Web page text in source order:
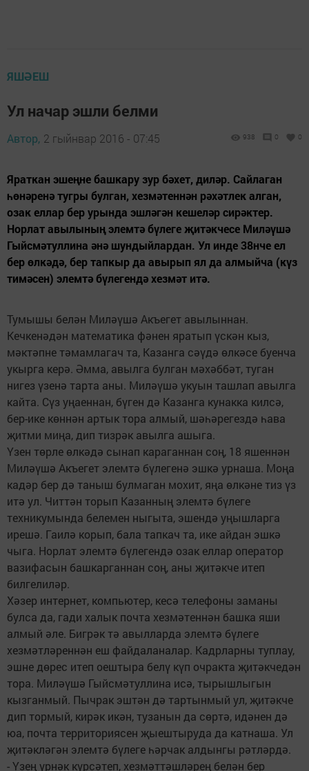
ЯШӘЕШ
Ул начар эшли белми
Автор, 2 гыйнвар 2016 - 07:45 938 0 0
Яраткан эшеңне башкару зур бәхет, диләр. Сайлаган
һөнәренә тугры булган, хезмәтеннән рәхәтлек алган,
озак еллар бер урында эшләгән кешеләр сирәктер.
Норлат авылының элемтә бүлеге җитәкчесе Миләүшә
Гыйсмәтуллина әнә шундыйлардан. Ул инде 38нче ел
бер өлкәдә, бер тапкыр да авырып ял да алмыйча (күз
тимәсен) элемтә бүлегендә хезмәт итә.
Тумышы белән Миләүшә Акъегет авылыннан.
Кечкенәдән математика фәнен яратып үскән кыз,
мәктәпне тәмамлагач та, Казанга сәүдә өлкәсе буенча
укырга керә. Әмма, авылга булган мәхәббәт, туган
нигез үзенә тарта аны. Миләүшә укуын ташлап авылга
кайта. Сүз уңаеннан, бүген дә Казанга кунакка килсә,
бер-ике көннән артык тора алмый, шәһәрегездә һава
җитми миңа, дип тизрәк авылга ашыга.
Үзен төрле өлкәдә сынап караганнан соң, 18 яшеннән
Миләүшә Акъегет элемтә бүлегенә эшкә урнаша. Моңа
кадәр бер дә таныш булмаган мохит, яңа өлкәне тиз үз
итә ул. Читтән торып Казанның элемтә бүлеге
техникумында белемен ныгыта, эшендә уңышларга
ирешә. Гаилә корып, бала тапкач та, ике айдан эшкә
чыга. Норлат элемтә бүлегендә озак еллар оператор
вазифасын башкарганнан соң, аны җитәкче итеп
билгелиләр.
Хәзер интернет, компьютер, кесә телефоны заманы
булса да, гади халык почта хезмәтеннән башка яши
алмый әле. Бигрәк тә авылларда элемтә бүлеге
хезмәтләреннән еш файдаланалар. Кадрларны туплау,
эшне дөрес итеп оештыра белү күп очракта җитәкчедән
тора. Миләүшә Гыйсмәтуллина исә, тырышлыгын
кызганмый. Пычрак эштән дә тартынмый ул, җитәкче
дип тормый, кирәк икән, тузанын да сөртә, идәнен дә
юа, почта территориясен җыештыруда да катнаша. Ул
җитәкләгән элемтә бүлеге һәрчак алдынгы рәтләрдә.
- Үзең үрнәк күрсәтеп, хезмәттәшләрең белән бер